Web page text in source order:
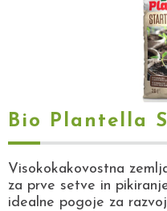
Bio Plantella
Visokokakovostna
za prve setve in
idealne pogoje za